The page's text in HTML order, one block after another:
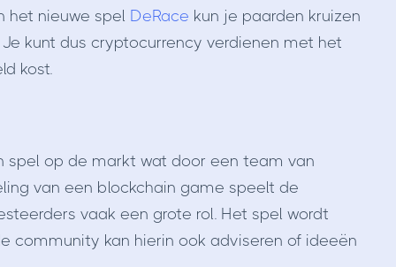
het nieuwe spel DeRace kun je paarden kruizen
kunt dus cryptocurrency verdienen met het
kost.
op de markt wat door een team van
van een blockchain game speelt de
vaak een grote rol. Het spel wordt
community kan hierin ook adviseren of ideeën